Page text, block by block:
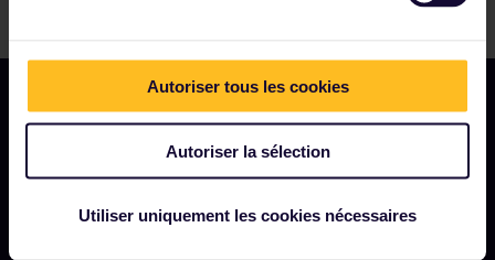
Autoriser tous les cookies
Autoriser la sélection
Utiliser uniquement les cookies nécessaires
Notre profil